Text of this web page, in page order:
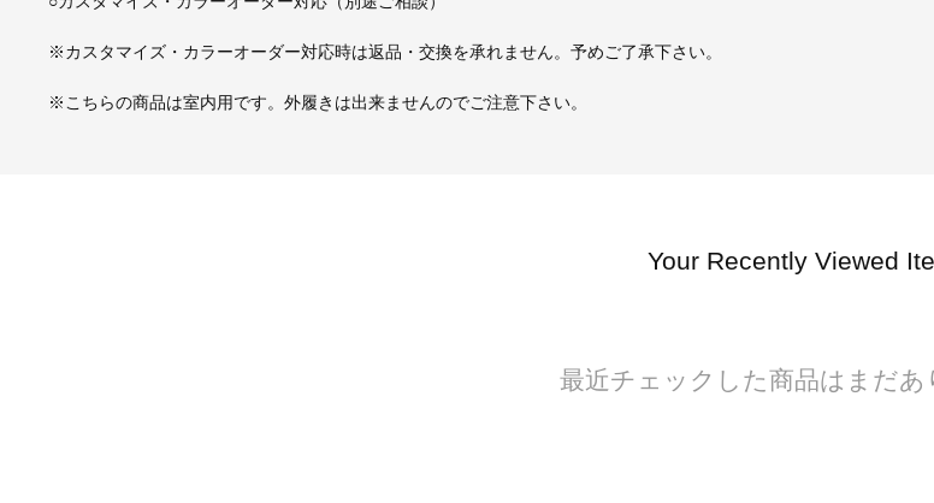
※カスタマイズ・カラーオーダー対応時は返品・交換を承れません。予めご了承下さい。
※こちらの商品は室内用です。外履きは出来ませんのでご注意下さい。
Your Recently Viewed
最近チェックした商品はまだあ